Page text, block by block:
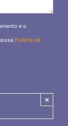
e o
Política de
×